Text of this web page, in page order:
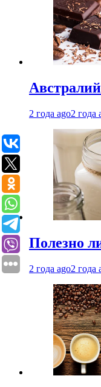
2 года ago2 года
Полезно
2 года ago2 года